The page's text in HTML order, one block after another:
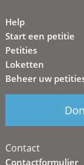
Help
Start een petitie
Petities
Loketten
Beheer uw
Contact
Contactformulier